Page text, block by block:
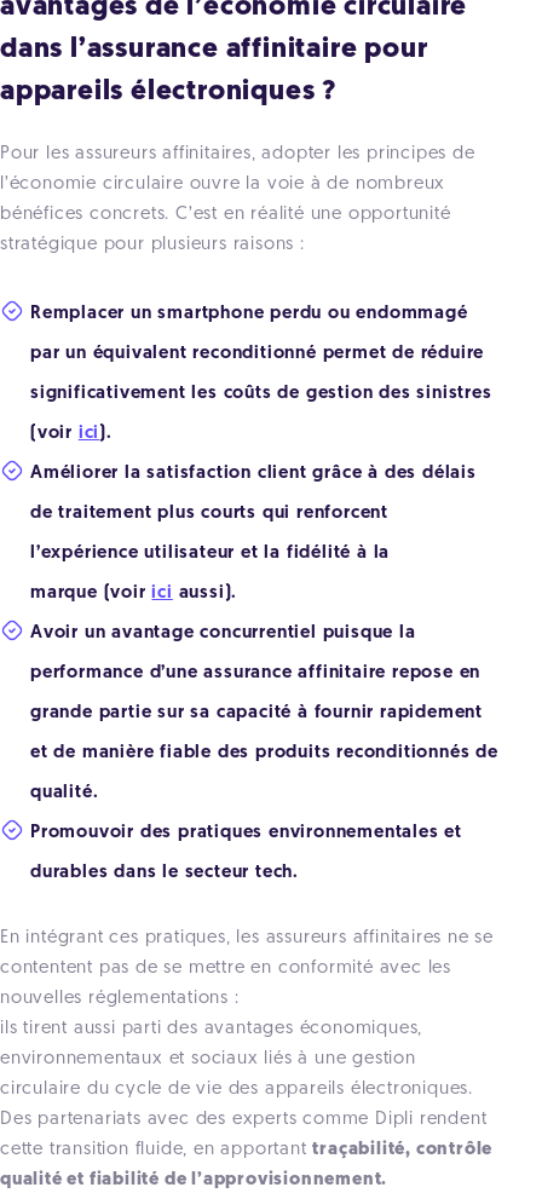
avantages de l’économie circulaire
dans l’assurance affinitaire pour
appareils électroniques ?
Pour les assureurs affinitaires, adopter les principes de
l’économie circulaire ouvre la voie à de nombreux
bénéfices concrets. C’est en réalité une opportunité
stratégique pour plusieurs raisons :
Remplacer un smartphone perdu ou endommagé
par un équivalent reconditionné permet de réduire
significativement les coûts de gestion des sinistres
(voir ici ).
Améliorer la satisfaction client grâce à des délais
de traitement plus courts qui renforcent
l’expérience utilisateur et la fidélité à la
marque (voirici aussi).
Avoir un avantage concurrentiel puisque la
performance d’une assurance affinitaire repose en
grande partie sur sa capacité à fournir rapidement
et de manière fiable des produits reconditionnés de
qualité.
Promouvoir des pratiques environnementales et
durables dans le secteur tech.
En intégrant ces pratiques, les assureurs affinitaires ne se
contentent pas de se mettre en conformité avec les
nouvelles réglementations :
ils tirent aussi parti des avantages économiques,
environnementaux et sociaux liés à une gestion
circulaire du cycle de vie des appareils électroniques.
Des partenariats avec des experts comme Dipli rendent
cette transition fluide, en apportanttraçabilité, contrôle
qualité et fiabilité de l’approvisionnement.